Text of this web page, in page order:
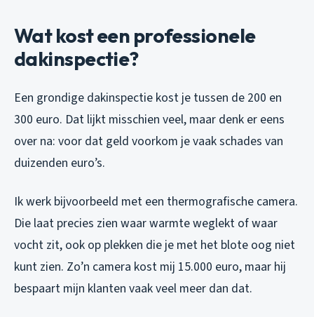
Wat kost een professionele
dakinspectie?
Een grondige dakinspectie kost je tussen de 200 en
300 euro. Dat lijkt misschien veel, maar denk er eens
over na: voor dat geld voorkom je vaak schades van
duizenden euro’s.
Ik werk bijvoorbeeld met een thermografische camera.
Die laat precies zien waar warmte weglekt of waar
vocht zit, ook op plekken die je met het blote oog niet
kunt zien. Zo’n camera kost mij 15.000 euro, maar hij
bespaart mijn klanten vaak veel meer dan dat.